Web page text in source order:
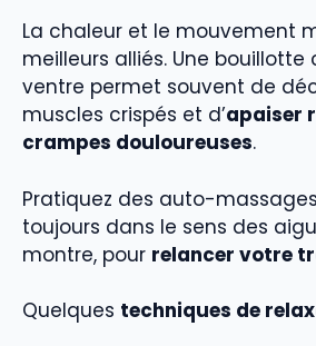
La chaleur et le mouvement
meilleurs alliés. Une bouillotte
ventre permet souvent de
muscles crispés et d’apaiser
crampes douloureuses.
Pratiquez des auto-
toujours dans le sens des
montre, pour relancer votre
Quelques techniques de